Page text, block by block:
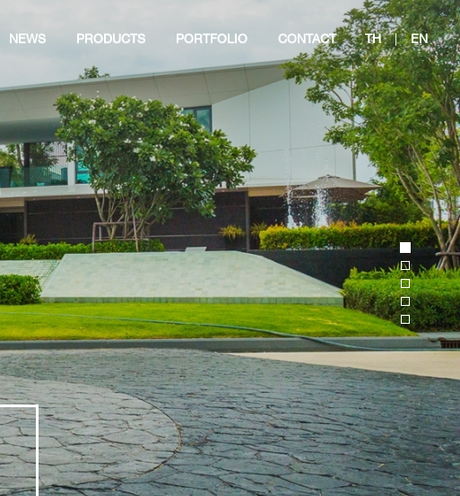
NEWS PRODUCTS PORTFOLIO CONTACT TH | EN